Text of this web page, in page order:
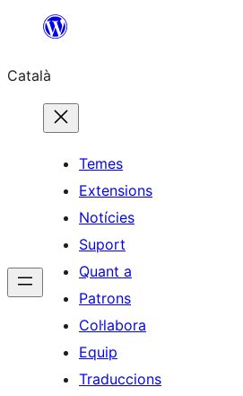
contingut
Català
Temes
Extensions
Notícies
Suport
Quant a
Patrons
Col·labora
Equip
Traduccions